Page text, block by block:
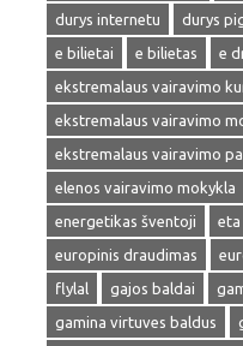
durys internetu
durys
e bilietai
e bilietas e
ekstremalaus vairavimo
ekstremalaus vairavimo
ekstremalaus vairavimo
elenos vairavimo mokykla
energetikas šventoji
eta
europinis draudimas
flylal
gajos baldai
gamina virtuves baldus